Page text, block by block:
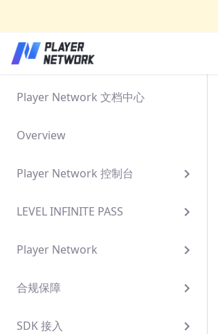
Player Network 文档中心
Overview
Player Network 控制台
LEVEL INFINITE PASS
Player Network
合规保障
SDK 接入